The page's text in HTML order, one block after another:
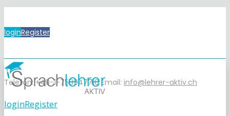
loginRegister
Telefon: +49-1-758947710 Email: info@lehrer-aktiv.ch
loginRegister